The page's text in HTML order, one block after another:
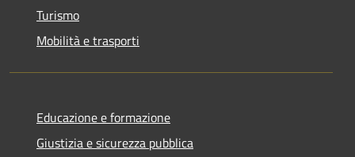
Turismo
Mobilità e trasporti
Educazione e formazione
Giustizia e sicurezza pubblica